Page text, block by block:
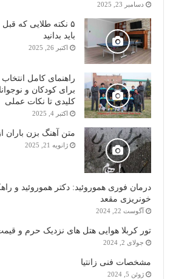
دسامبر 23, 2025
۵ نکته طلایی که
باید بدانید
اکتبر 26, 2025
راهنمای کامل
کلیدی تا نکات عملی
اکتبر 4, 2025
متن آهنگ بزن باران
ژانویه 21, 2025
درمان فوری هموروئید: دکتر هموروئید و
خونریزی مقعد
آگوست 22, 2024
تور کربلا هوایی هتل های نزدیک حرم و
جولای 2, 2024
مشخصات فنی زانتیا
ژوئن 5, 2024